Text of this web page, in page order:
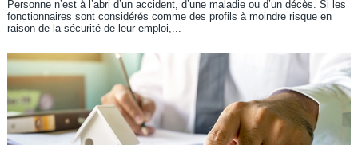
Personne n’est à l’abri d’un accident, d’une maladie ou d’un décès. Si les
fonctionnaires sont considérés comme des profils à moindre risque en
raison de la sécurité de leur emploi,...